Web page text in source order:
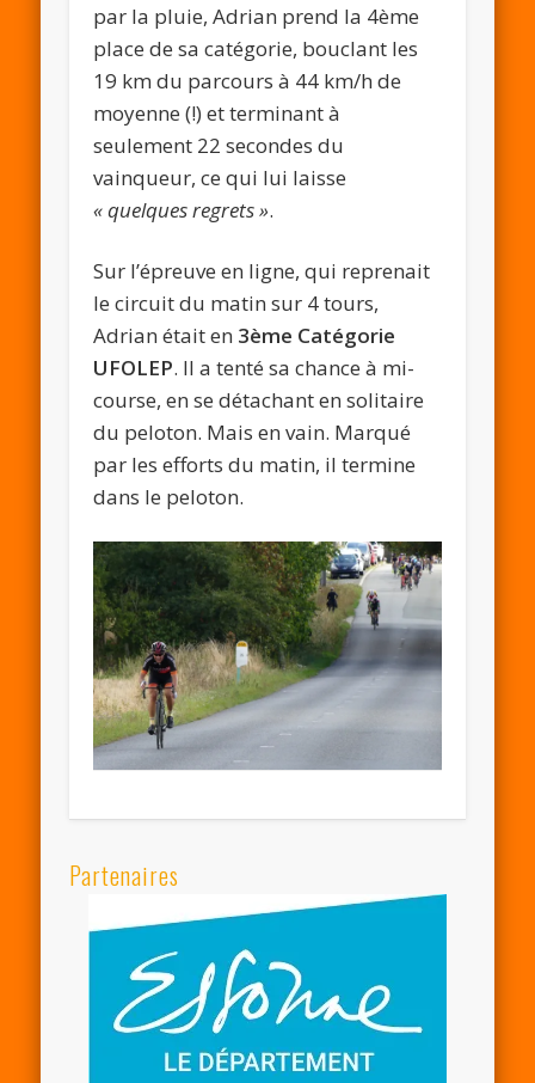
par la pluie, Adrian prend la 4ème
place de sa catégorie, bouclant les
19 km du parcours à 44 km/h de
moyenne (!) et terminant à
seulement 22 secondes du
vainqueur, ce qui lui laisse
« quelques regrets ».
Sur l’épreuve en ligne, qui reprenait
le circuit du matin sur 4 tours,
Adrian était en 3ème Catégorie
UFOLEP. Il a tenté sa chance à mi-
course, en se détachant en solitaire
du peloton. Mais en vain. Marqué
par les efforts du matin, il termine
dans le peloton.
Partenaires